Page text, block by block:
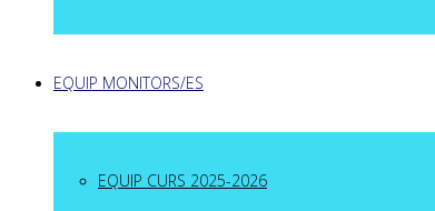
EQUIP MONITORS/ES
EQUIP CURS 2025-2026